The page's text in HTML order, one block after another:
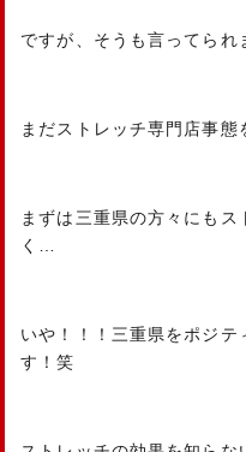
ですが、そうも言ってられ
まだストレッチ専門店事
まずは三重県の方々にも
く…
いや！！！三重県をポジテ
す！笑